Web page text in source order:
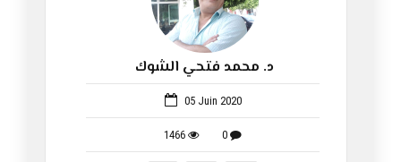
د. محمد فتحي الشوك
05 Juin 2020
1466 0